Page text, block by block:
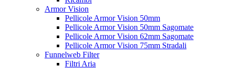
Armor Vision
Pellicole Armor Vision 50mm
Pellicole Armor Vision 50mm Sagomate
Pellicole Armor Vision 62mm Sagomate
Pellicole Armor Vision 75mm Stradali
Funnelweb Filter
Filtri Aria